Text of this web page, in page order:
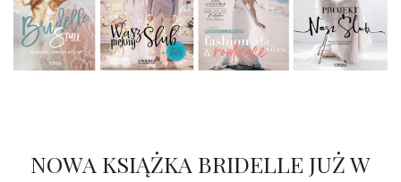
NOWA KSIĄŻKA BRIDELLE JUŻ W